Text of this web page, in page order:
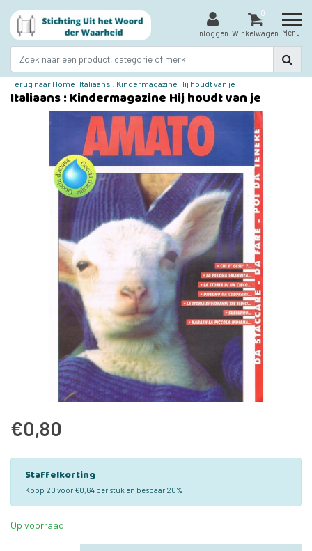
Inloggen
0
Winkelwagen Menu
Terug naar Home | Italiaans : Kindermagazine Hij houdt van je
Italiaans : Kindermagazine Hij houdt van je
€0,80
Staffelkorting
Koop 20 voor €0,64 per stuk en bespaar 20%
Op voorraad